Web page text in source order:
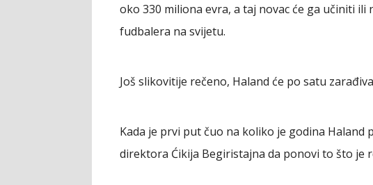
oko 330 miliona evra, a taj novac će ga učiniti
fudbalera na svijetu.
Još slikovitije rečeno, Haland će po satu
Kada je prvi put čuo na koliko je godina
direktora Ćikija Begiristajna da ponovi to što je